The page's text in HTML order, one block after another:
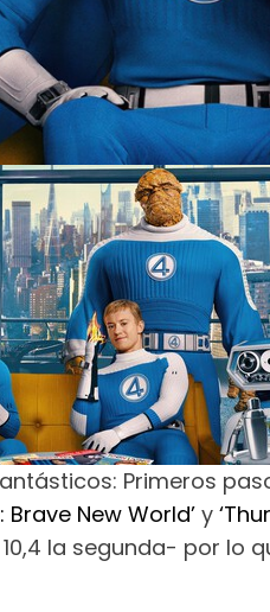
Primeros
New World’y
la segunda- por lo